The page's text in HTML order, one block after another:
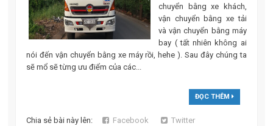
chuyển bằng xe khách,
vận chuyển bằng xe tải
và vận chuyển bằng máy
bay ( tất nhiên không ai
nói đến vận chuyển bằng xe máy rồi, hehe ). Sau đây chúng ta
sẽ mổ sẽ từng ưu điểm của các...
ĐỌC THÊM
Chia sẻ bài này lên: Facebook
Twitter